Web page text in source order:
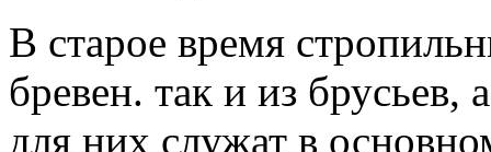
В старое время
бревен. так и из брусьев,
для них служат в